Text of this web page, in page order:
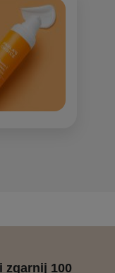
zgarnij 100